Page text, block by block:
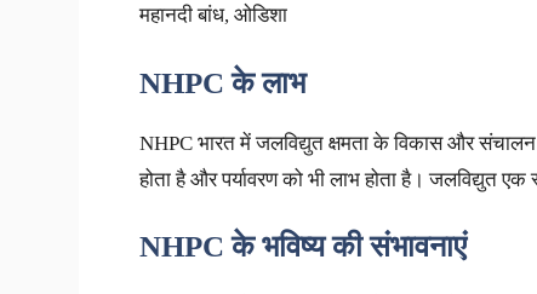
महानदी बांध, ओडिशा
NHPCके लाभ
NHPC भारत में जलविद्युत क्षमता के विकास और संचालन
होता है और पर्यावरण को भी लाभ होता है। जलविद्युत
NHPCके भविष्य की संभावनाएं